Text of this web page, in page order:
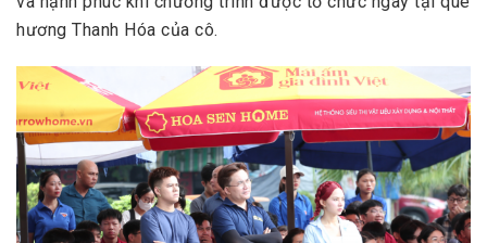
hương Thanh Hóa của cô.